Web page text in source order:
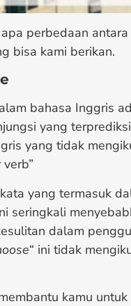
perbedaan antara
bisa kami berikan.
bahasa Inggris
yang
yang tidak
yang termasuk
seringkali
dalam
“ ini tidak
kamu